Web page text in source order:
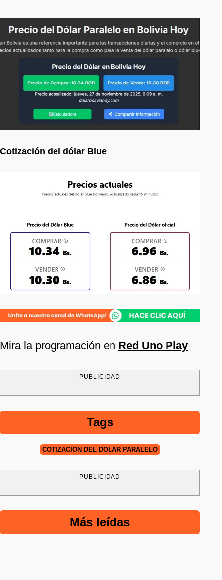
Cotización del dólar Blue
Mira la programación en Red Uno Play
PUBLICIDAD
Tags
COTIZACIÓN DEL DÓLAR PARALELO
PUBLICIDAD
Más leídas